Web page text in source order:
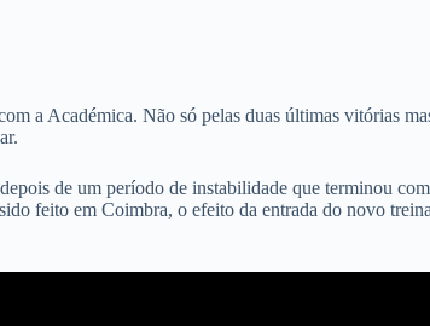
a Académica. Não só pelas duas últimas vitórias
de um período de instabilidade que terminou
feito em Coimbra, o efeito da entrada do novo